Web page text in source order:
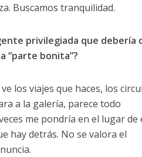
Buscamos tranquilidad.
privilegiada que debería
“parte bonita”?
los viajes que haces, los
a la galería, parece todo
me pondría en el lugar de
hay detrás. No se valora el